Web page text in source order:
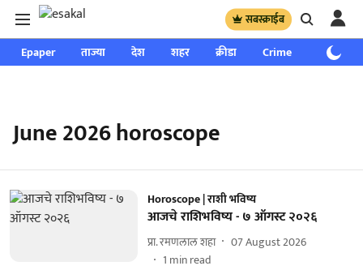
सबस्क्राईब
Epaper ताज्या देश शहर क्रीडा Crime साप्ताहिक
June 2026 horoscope
Horoscope | राशी भविष्य
आजचे राशिभविष्य - ७ ऑगस्ट २०२६
प्रा. रमणलाल शहा
07 August 2026
1 min read